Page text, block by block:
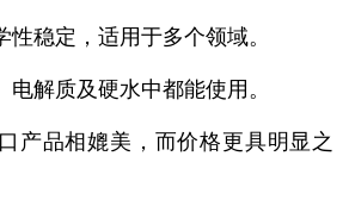
性稳定，适用于多个领域。
解质及硬水中都能使用。
产品相媲美，而价格更具明显之